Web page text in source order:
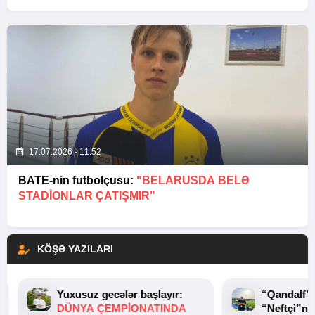
17.07.2026 - 11:52
BATE-nin futbolçusu: "BELARUSDA BELƏ
STADIONLAR ÇATIŞMIR"
KÖŞƏ YAZILARI
Yuxusuz gecələr başlayır:
DÜNYA ÇEMPIONATINDA